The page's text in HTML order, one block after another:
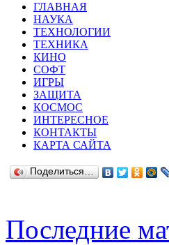
ГЛАВНАЯ
НАУКА
ТЕХНОЛОГИИ
ТЕХНИКА
КИНО
СОФТ
ИГРЫ
ЗАЩИТА
КОСМОС
ИНТЕРЕСНОЕ
КОНТАКТЫ
КАРТА САЙТА
Поделиться…
Последние